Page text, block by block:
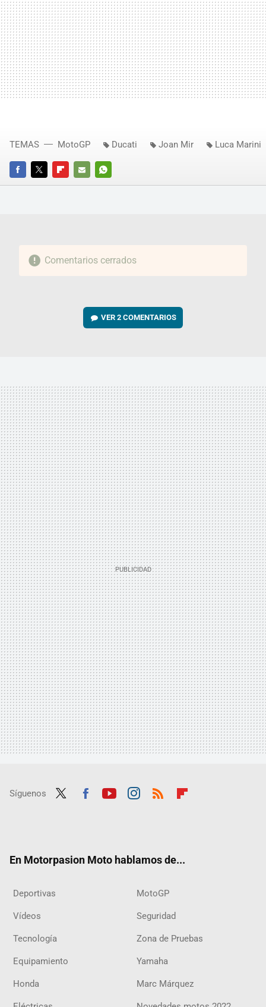
FACEBOOKTWITTERFLIPBOARD
E-
WHATSAPP
TEMAS MotoGP Ducati Joan Mir Luca Marini
Comentarios cerrados
VER2 COMENTARIOS
Síguenos
En Motorpasion Moto hablamos de...
Deportivas MotoGP
Vídeos Seguridad
Tecnología Zona de Pruebas
Equipamiento Yamaha
Honda Marc Márquez